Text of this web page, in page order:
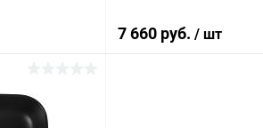
7 660 руб. / шт